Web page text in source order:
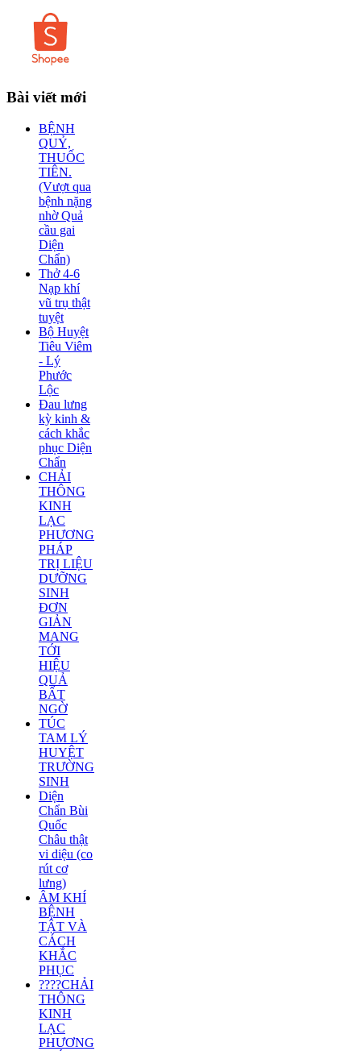
Bài viết mới
BỆNH
QUỶ,
THUỐC
TIÊN.
(Vượt qua
bệnh nặng
nhờ Quả
cầu gai
Diện
Chẩn)
Thở 4-6
Nạp khí
vũ trụ thật
tuyệt
Bộ Huyệt
Tiêu Viêm
- Lý
Phước
Lộc
Đau lưng
kỳ kinh &
cách khắc
phục Diện
Chẩn
CHẢI
THÔNG
KINH
LẠC
PHƯƠNG
PHÁP
TRỊ LIỆU
DƯỠNG
SINH
ĐƠN
GIẢN
MANG
TỚI
HIỆU
QUẢ
BẤT
NGỜ
TÚC
TAM LÝ
HUYỆT
TRƯỜNG
SINH
Diện
Chẩn Bùi
Quốc
Châu thật
vi diệu (co
rút cơ
lưng)
ÂM KHÍ
BỆNH
TẬT VÀ
CÁCH
KHẮC
PHỤC
????CHẢI
THÔNG
KINH
LẠC
PHƯƠNG